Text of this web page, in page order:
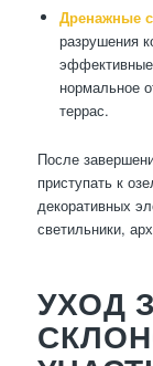
Дренажные
разрушения
нормальное
террас.
После
приступать к
декоративных
светильники,
УХОД